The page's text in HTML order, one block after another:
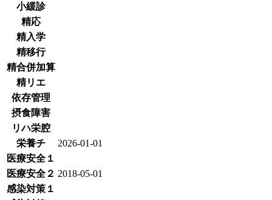
小緩診
精応
精入学
精移行
精合併加算
精リエ
依存管理
摂食障害
リハ栄腔
栄養チ
2026-01-01
医療安全１
医療安全２ 2018-05-01
感染対策１